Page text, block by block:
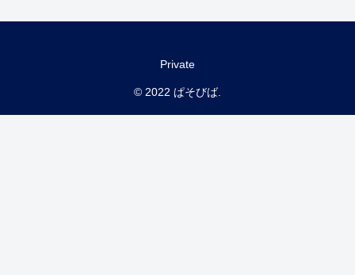
Private
© 2022 ぱそびば.